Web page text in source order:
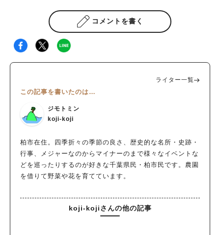
コメントを書く
ライター一覧
この記事を書いたのは…
ジモトミン
koji-koji
柏市在住。四季折々の季節の良さ、歴史的な名所・史跡・
行事、メジャーなのからマイナーのまで様々なイベントな
どを巡ったりするのが好きな千葉県民・柏市民です。農園
を借りて野菜や花を育てています。
koji-kojiさんの他の記事